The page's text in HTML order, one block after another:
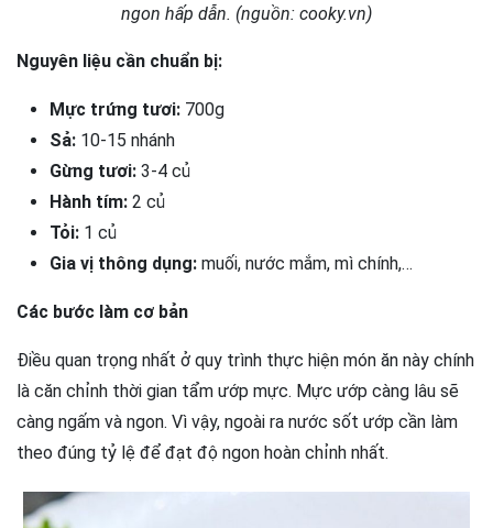
ngon hấp dẫn. (nguồn: cooky.vn)
Nguyên liệu cần chuẩn bị:
Mực trứng tươi: 700g
Sả: 10-15 nhánh
Gừng tươi: 3-4 củ
Hành tím: 2 củ
Tỏi: 1 củ
Gia vị thông dụng: muối, nước mắm, mì chính,…
Các bước làm cơ bản
Điều quan trọng nhất ở quy trình thực hiện món ăn này chính
là căn chỉnh thời gian tẩm ướp mực. Mực ướp càng lâu sẽ
càng ngấm và ngon. Vì vậy, ngoài ra nước sốt ướp cần làm
theo đúng tỷ lệ để đạt độ ngon hoàn chỉnh nhất.